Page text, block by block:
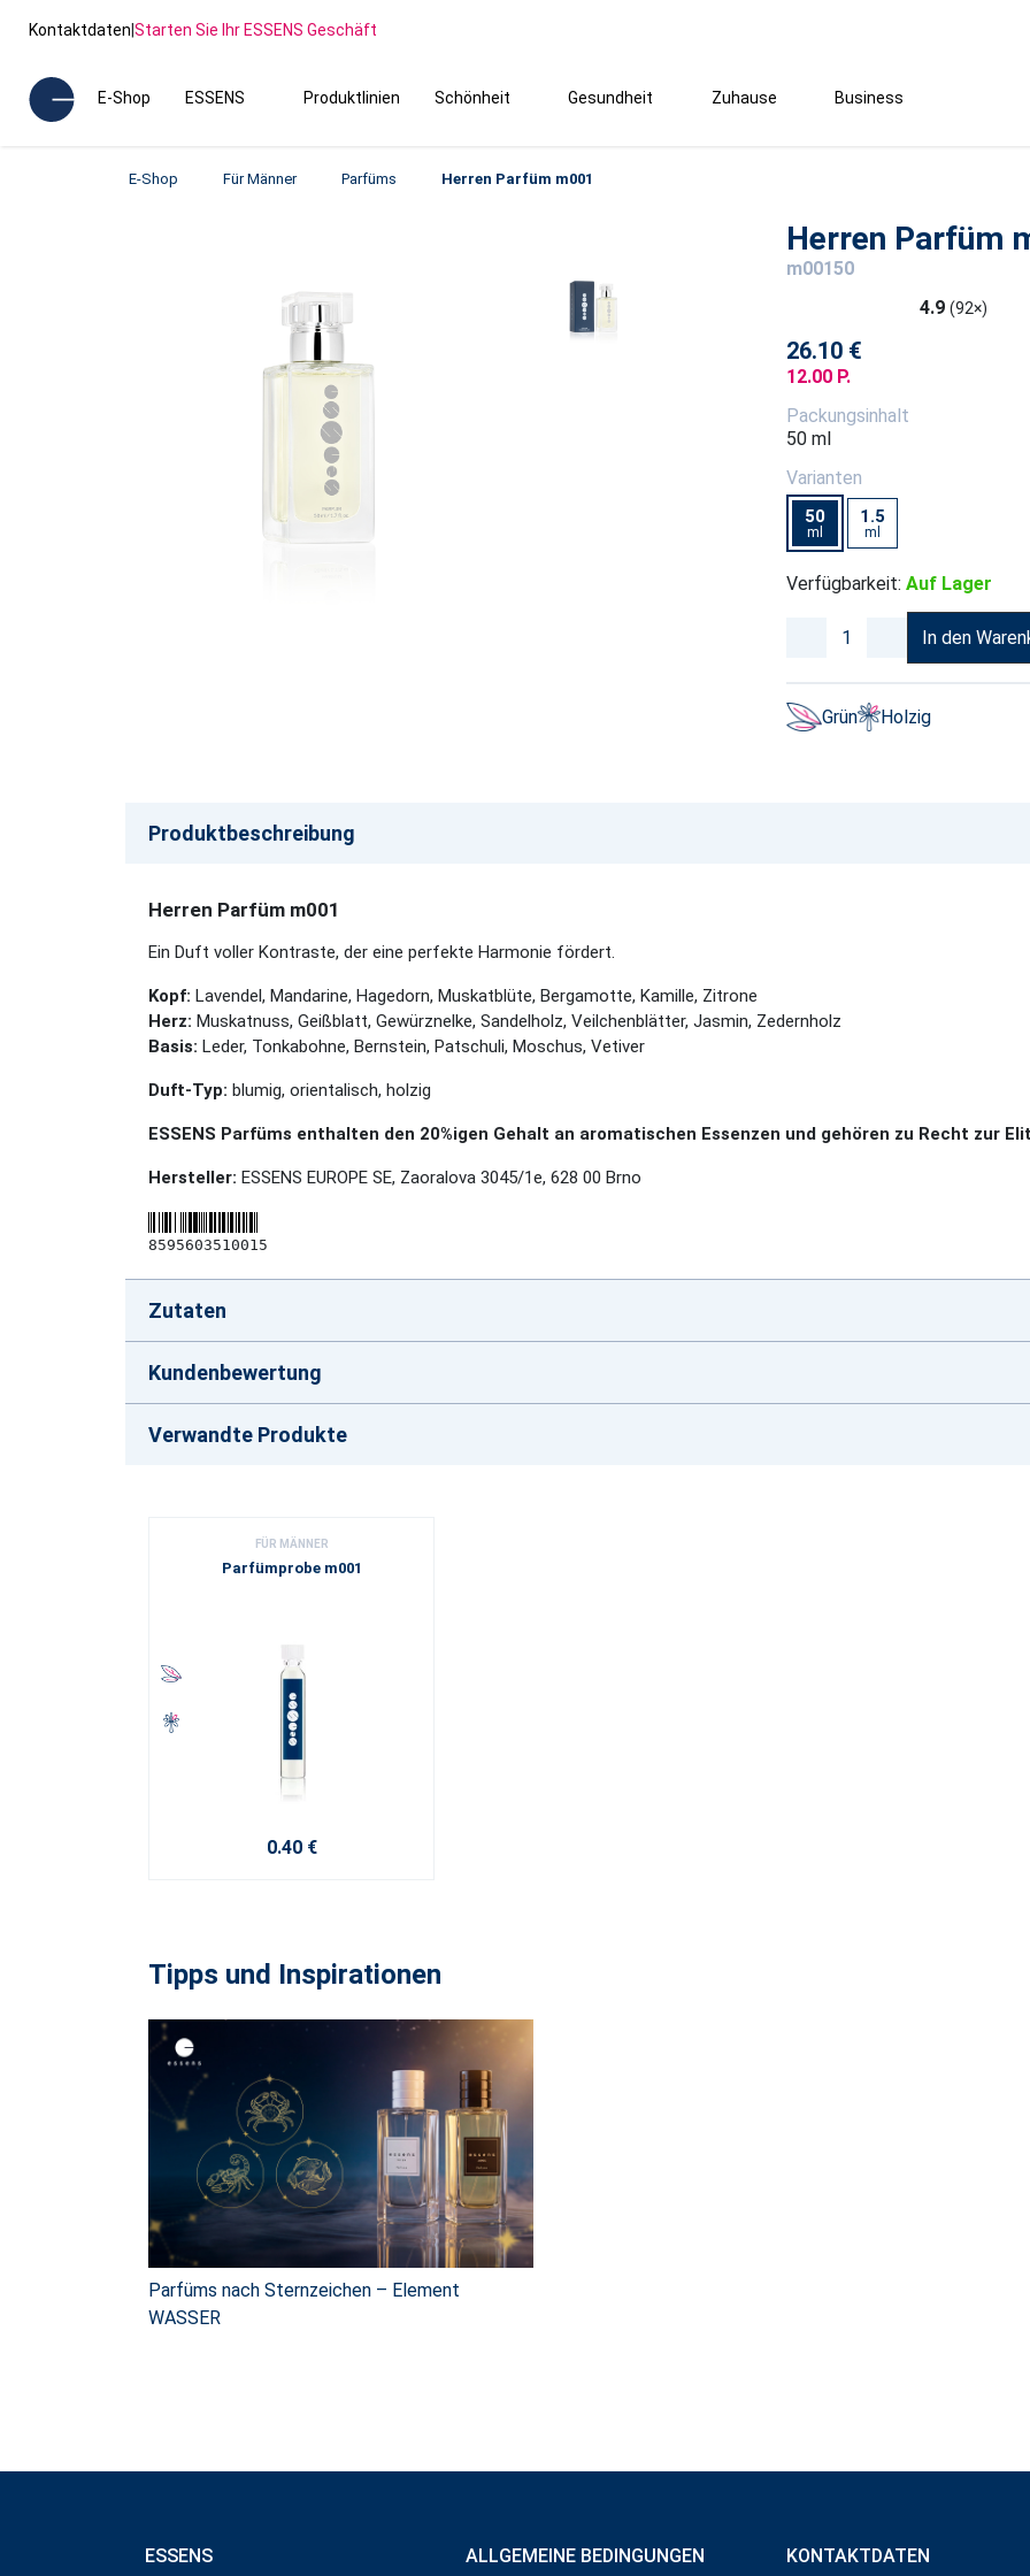
Kontaktdaten|Starten Sie Ihr ESSENS Geschäft
E-Shop ESSENS Produktlinien Schönheit Gesundheit Zuhause Business
E-Shop Für Männer Parfüms Herren Parfüm m001
Herren Parfüm
m00150
4.9 (92×)
26.10 €
12.00 P.
Packungsinhalt
50 ml
Varianten
50
ml
1.5
ml
Verfügbarkeit: Auf Lager
In den
Grün Holzig
Produktbeschreibung
Herren Parfüm m001
Ein Duft voller Kontraste, der eine perfekte Harmonie fördert.
Kopf: Lavendel, Mandarine, Hagedorn, Muskatblüte, Bergamotte, Kamille, Zitrone
Herz: Muskatnuss, Geißblatt, Gewürznelke, Sandelholz, Veilchenblätter, Jasmin, Zedernholz
Basis: Leder, Tonkabohne, Bernstein, Patschuli, Moschus, Vetiver
Duft-Typ: blumig, orientalisch, holzig
ESSENS Parfüms enthalten den 20%igen Gehalt an aromatischen Essenzen und gehören zu Recht zur
Hersteller: ESSENS EUROPE SE, Zaoralova 3045/1e, 628 00 Brno
8595603510015
Zutaten
Kundenbewertung
Verwandte Produkte
FÜR MÄNNER
Parfümprobe m001
0.40 €
Tipps und Inspirationen
Parfüms nach Sternzeichen – Element
WASSER
ESSENS ALLGEMEINE BEDINGUNGEN KONTAKTDATEN